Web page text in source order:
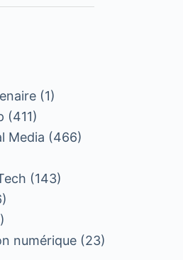
(1)
(411)
Media (466)
(143)
numérique(23)